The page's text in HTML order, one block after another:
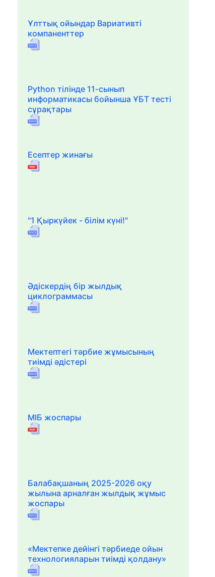
Ұлттық ойындар Вариативті
компаненттер
Python тілінде 11-сынып
информатикасы бойынша ҰБТ тесті
сұрақтары
Есептер жинағы
"1 Қыркүйек - білім күні!"
Әдіскердің бір жылдық
циклограммасы
Мектептегі тәрбие жұмысының
тиімді әдістері
МІБ жоспары
Балабақшаның 2025-2026 оқу
жылына арналған жылдық жұмыс
жоспары
«Мектепке дейінгі тәрбиеде ойын
технологияларын тиімді қолдану»